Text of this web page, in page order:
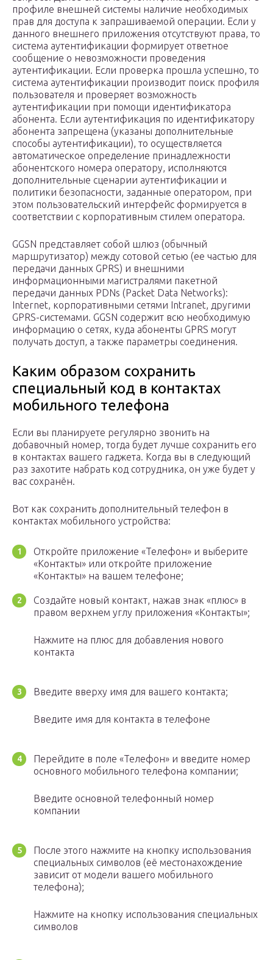
профиле внешней системы наличие необходимых
прав для доступа к запрашиваемой операции. Если у
данного внешнего приложения отсутствуют права, то
система аутентификации формирует ответное
сообщение о невозможности проведения
аутентификации. Если проверка прошла успешно, то
система аутентификации производит поиск профиля
пользователя и проверяет возможность
аутентификации при помощи идентификатора
абонента. Если аутентификация по идентификатору
абонента запрещена (указаны дополнительные
способы аутентификации), то осуществляется
автоматическое определение принадлежности
абонентского номера оператору, исполняются
дополнительные сценарии аутентификации и
политики безопасности, заданные оператором, при
этом пользовательский интерфейс формируется в
соответствии с корпоративным стилем оператора.
GGSN представляет собой шлюз (обычный
маршрутизатор) между сотовой сетью (ее частью для
передачи данных GPRS) и внешними
информационными магистралями пакетной
передачи данных PDNs (Packet Data Networks):
Internet, корпоративными сетями Intranet, другими
GPRS-системами. GGSN содержит всю необходимую
информацию о сетях, куда абоненты GPRS могут
получать доступ, а также параметры соединения.
Каким образом сохранить
специальный код в контактах
мобильного телефона
Если вы планируете регулярно звонить на
добавочный номер, тогда будет лучше сохранить его
в контактах вашего гаджета. Когда вы в следующий
раз захотите набрать код сотрудника, он уже будет у
вас сохранён.
Вот как сохранить дополнительный телефон в
контактах мобильного устройства:
Откройте приложение «Телефон» и выберите
«Контакты» или откройте приложение
«Контакты» на вашем телефоне;
Создайте новый контакт, нажав знак «плюс» в
правом верхнем углу приложения «Контакты»;
Нажмите на плюс для добавления нового
контакта
Введите вверху имя для вашего контакта;
Введите имя для контакта в телефоне
Перейдите в поле «Телефон» и введите номер
основного мобильного телефона компании;
Введите основной телефонный номер
компании
После этого нажмите на кнопку использования
специальных символов (её местонахождение
зависит от модели вашего мобильного
телефона);
Нажмите на кнопку использования специальных
символов